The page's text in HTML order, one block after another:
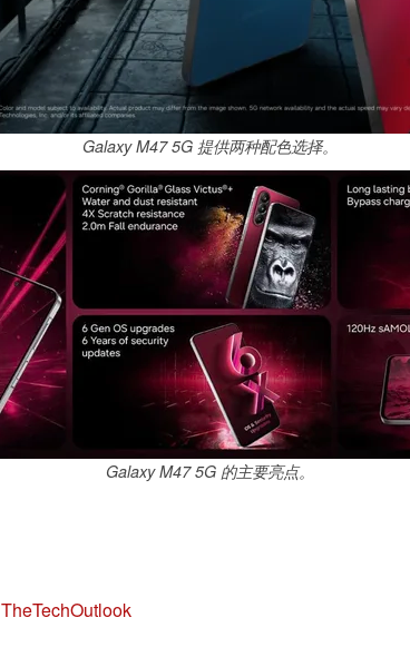
Galaxy M47 5G 提供两种配色选择。
Galaxy M47 5G 的主要亮点。
TheTechOutlook